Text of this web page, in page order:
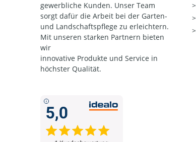
gewerbliche Kunden. Unser Team
sorgt dafür die Arbeit bei der Garten-
und Landschaftspflege zu erleichtern.
Mit unseren starken Partnern bieten
wir
innovative Produkte und Service in
höchster Qualität.